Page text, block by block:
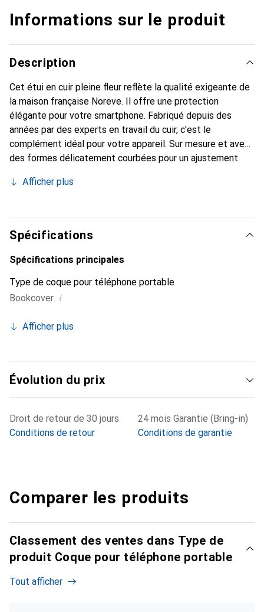
Informations sur le produit
Description
Cet étui en cuir pleine fleur reflète la qualité exigeante de
la maison française Noreve. Il offre une protection
élégante pour votre smartphone. Fabriqué depuis des
années par des experts en travail du cuir, c'est le
complément idéal pour votre appareil. Sur mesure et avec
des formes délicatement courbées pour un ajustement
smartphone. La marque Noreve est reconnue
reste toujours un excellent choix pour le client exigeant.
Afficher plus
Spécifications
Spécifications principales
Type de coque pour téléphone portable
Bookcover i
Afficher plus
Évolution du prix
Droit de retour de 30 jours
Conditions de retour
24 mois Garantie (Bring-in)
Conditions de garantie
Comparer les produits
Classement des ventes dans Type de
produit Coque pour téléphone portable
Tout afficher